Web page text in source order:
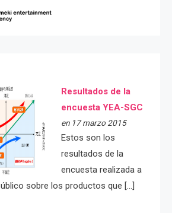
Resultados de la
encuesta YEA-SGC
en 17 marzo 2015
Estos son los
resultados de la
encuesta realizada a
sobre los productos que […]